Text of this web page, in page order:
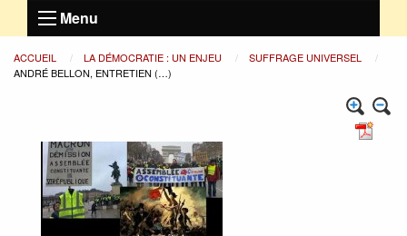
Menu
ACCUEIL LA DÉMOCRATIE : UN ENJEU
SUFFRAGE UNIVERSEL
ANDRÉ BELLON, ENTRETIEN (…)